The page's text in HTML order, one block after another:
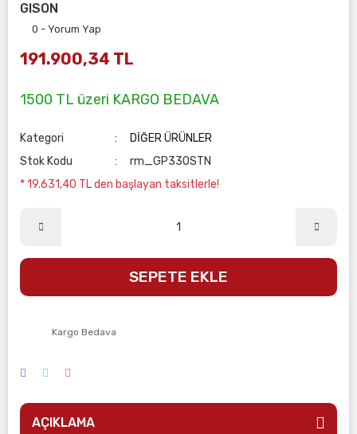
GISON
0 - Yorum Yap
191.900,34 TL
1500 TL üzeri KARGO BEDAVA
Kategori
DİĞER ÜRÜNLER
Stok Kodu
rm_GP330STN
* 19.631,40 TL den başlayan taksitlerle!
SEPETE EKLE
Kargo Bedava
AÇIKLAMA